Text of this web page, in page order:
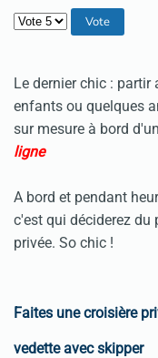
Veuillez voter
Le dernier chic : partir
enfants ou quelques
sur mesure à bord
ligne
A bord et pendant
c'est qui déciderez du
privée. So chic !
Faites une croisière
vedette avec skipper